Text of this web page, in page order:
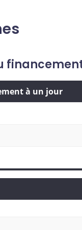
à un jour